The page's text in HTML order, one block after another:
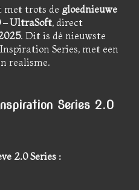
met trots de gloednieuwe
– UltraSoft, direct
. Dit is dé nieuwste
Series, met een
realisme.
Series 2.0
2.0 Series :